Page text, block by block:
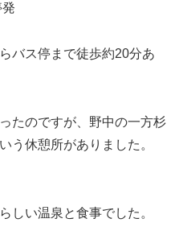
バス停まで徒歩約20分あ
ですが、野中の一方杉
う休憩所がありました。
温泉と食事でした。